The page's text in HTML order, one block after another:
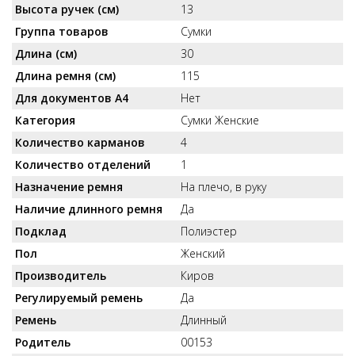
Высота ручек (см)
13
Группа товаров
Сумки
Длина (см)
30
Длина ремня (см)
115
Для документов А4
Нет
Категория
Сумки Женские
Количество карманов
4
Количество отделений
1
Назначение ремня
На плечо, в руку
Наличие длинного ремня
Да
Подклад
Полиэстер
Пол
Женский
Производитель
Киров
Регулируемый ремень
Да
Ремень
Длинный
Родитель
00153